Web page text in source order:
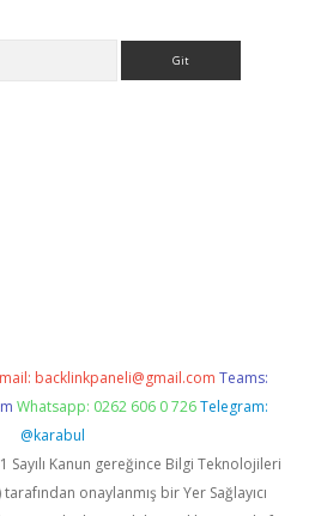
backlinkpaneli@gmail.com Teams:
Whatsapp: 0262 606 0 726 Telegram:
@karabul
Sayılı Kanun gereğince Bilgi Teknolojileri
onaylanmış bir Yer Sağlayıcı